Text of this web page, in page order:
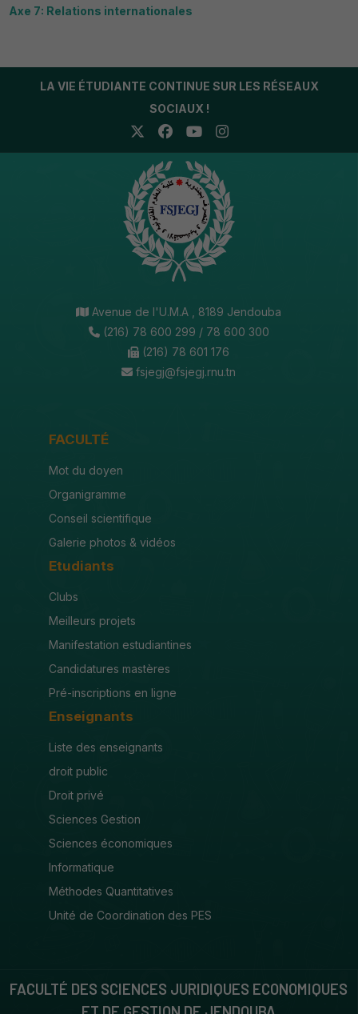
Axe 7: Relations internationales
LA VIE ÉTUDIANTE CONTINUE SUR LES RÉSEAUX
SOCIAUX !
Avenue de l'U.M.A , 8189 Jendouba
(216) 78 600 299 / 78 600 300
(216) 78 601 176
fsjegj@fsjegj.rnu.tn
FACULTÉ
Mot du doyen
Organigramme
Conseil scientifique
Galerie photos & vidéos
Etudiants
Clubs
Meilleurs projets
Manifestation estudiantines
Candidatures mastères
Pré-inscriptions en ligne
Enseignants
Liste des enseignants
droit public
Droit privé
Sciences Gestion
Sciences économiques
Informatique
Méthodes Quantitatives
Unité de Coordination des PES
FACULTÉ DES SCIENCES JURIDIQUES ECONOMIQUES